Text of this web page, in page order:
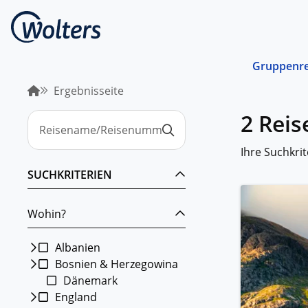
Von
Region
Ergebnisseite
SUCHKRITERIEN
Wohin?
Albanien
Bosnien & Herzegowina
Dänemark
England
2
Ihre